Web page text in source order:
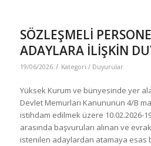
SÖZLEŞMELİ
ADAYLARA İLİŞKİN
19/06/2026 / Kategori / Duyurular
Yüksek Kurum ve bünyesinde yer
Devlet Memurları Kanununun 4/B
istihdam edilmek üzere 10.02.2026-
arasında başvuruları alınan ve
istenilen adaylardan atamaya esas